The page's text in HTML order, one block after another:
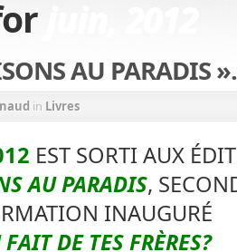
AU PARADIS
in Livres
EST SORTI AUX
AU PARADIS,
INAUGURÉ
FAIT DE TES FRÈRES?